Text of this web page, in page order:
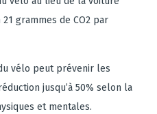
grammes de CO2 par
vélo peut prévenir les
jusqu’à 50% selon la
et mentales.